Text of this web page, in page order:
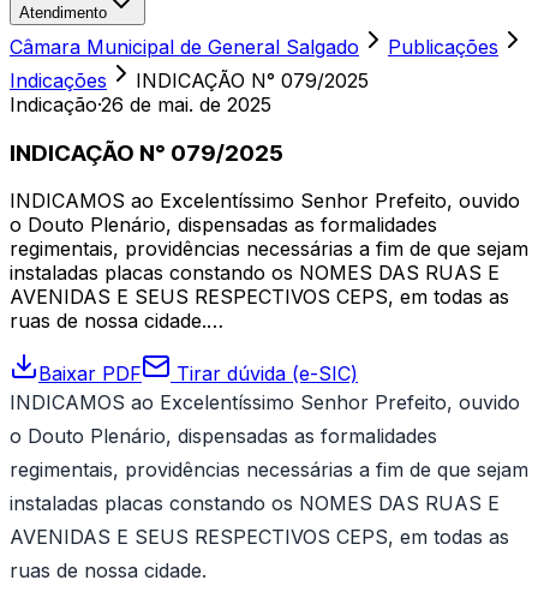
Atendimento
Câmara Municipal de General Salgado
Publicações
Indicações
INDICAÇÃO N° 079/2025
Indicação·26 de mai. de 2025
INDICAÇÃO N° 079/2025
INDICAMOS ao Excelentíssimo Senhor Prefeito, ouvido
o Douto Plenário, dispensadas as formalidades
regimentais, providências necessárias a fim de que sejam
instaladas placas constando os NOMES DAS RUAS E
AVENIDAS E SEUS RESPECTIVOS CEPS, em todas as
ruas de nossa cidade.…
Baixar PDF
Tirar dúvida (e-SIC)
INDICAMOS ao Excelentíssimo Senhor Prefeito, ouvido
o Douto Plenário, dispensadas as formalidades
regimentais, providências necessárias a fim de que sejam
instaladas placas constando os NOMES DAS RUAS E
AVENIDAS E SEUS RESPECTIVOS CEPS, em todas as
ruas de nossa cidade.